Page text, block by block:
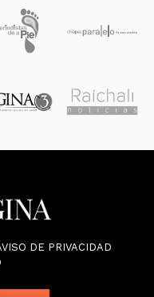
DE PRIVACIDAD